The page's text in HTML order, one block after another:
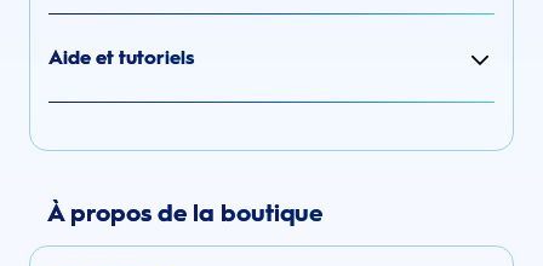
Aide et tutoriels
À propos de la boutique